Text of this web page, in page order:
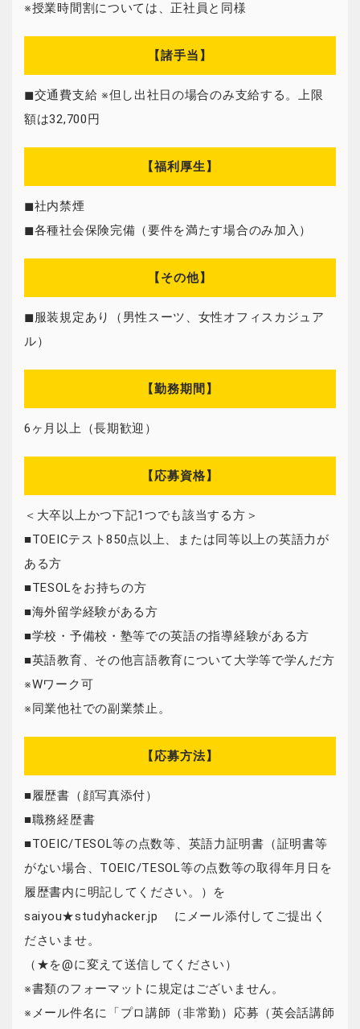
※授業時間割については、正社員と同様
【諸手当】
◼交通費支給 ※但し出社日の場合のみ支給する。上限
額は32,700円
【福利厚生】
◼社内禁煙
◼各種社会保険完備（要件を満たす場合のみ加入）
【その他】
◼服装規定あり（男性スーツ、女性オフィスカジュア
ル）
【勤務期間】
6ヶ月以上（長期歓迎）
【応募資格】
＜大卒以上かつ下記1つでも該当する方＞
■TOEICテスト850点以上、または同等以上の英語力が
ある方
■TESOLをお持ちの方
■海外留学経験がある方
■学校・予備校・塾等での英語の指導経験がある方
■英語教育、その他言語教育について大学等で学んだ方
※Wワーク可
※同業他社での副業禁止。
【応募方法】
■履歴書（顔写真添付）
■職務経歴書
■TOEIC/TESOL等の点数等、英語力証明書（証明書等
がない場合、TOEIC/TESOL等の点数等の取得年月日を
履歴書内に明記してください。）を
saiyou★studyhacker.jp にメール添付してご提出く
ださいませ。
（★を@に変えて送信してください）
※書類のフォーマットに規定はございません。
※メール件名に「プロ講師（非常勤）応募（英会話講師